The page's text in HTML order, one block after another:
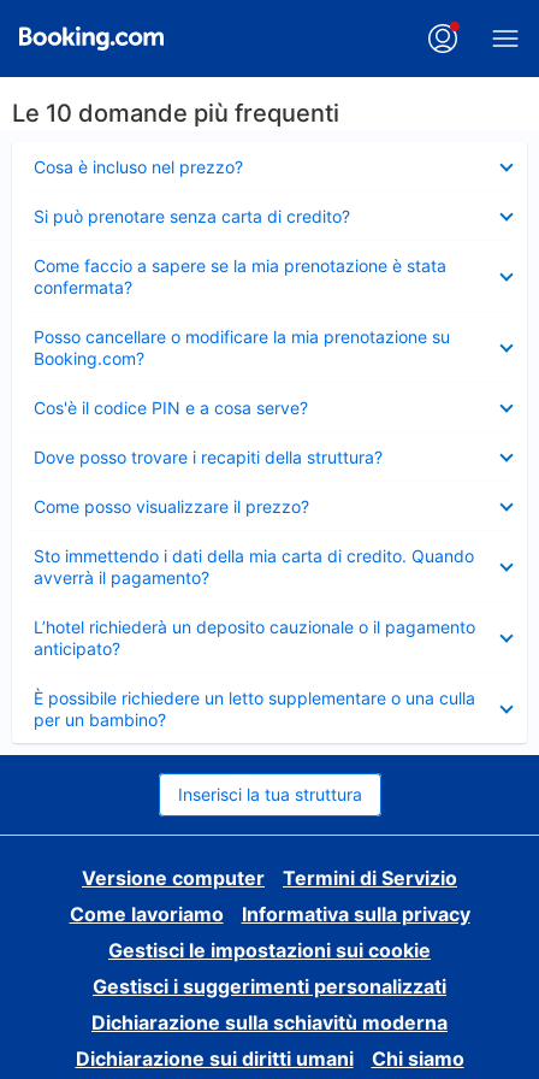
Le 10 domande più frequenti
Cosa è incluso nel prezzo?
chiuso
Si può prenotare senza carta di credito?
chiuso
Come faccio a sapere se la mia prenotazione è stata
confermata?
chiuso
Posso cancellare o modificare la mia prenotazione su
Booking.com?
chiuso
Cos'è il codice PIN e a cosa serve?
chiuso
Dove posso trovare i recapiti della struttura?
chiuso
Come posso visualizzare il prezzo?
chiuso
Sto immettendo i dati della mia carta di credito. Quando
avverrà il pagamento?
chiuso
L’hotel richiederà un deposito cauzionale o il pagamento
anticipato?
chiuso
È possibile richiedere un letto supplementare o una culla
per un bambino?
Elemento
chiuso
Inserisci la tua struttura
Versione computer
Termini di Servizio
Come lavoriamo
Informativa sulla privacy
Gestisci le impostazioni sui cookie
Gestisci i suggerimenti personalizzati
Dichiarazione sulla schiavitù moderna
Dichiarazione sui diritti umani
Chi siamo